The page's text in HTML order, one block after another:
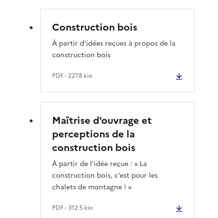
Construction bois
PDF- 227.8 kio
À partir d’idées reçues à propos de la
construction bois
Maîtrise d'ouvrage et
perceptions de la
construction bois
PDF- 312.5 kio
À partir de l’idée reçue : « La
construction bois, c’est pour les
chalets de montagne ! »